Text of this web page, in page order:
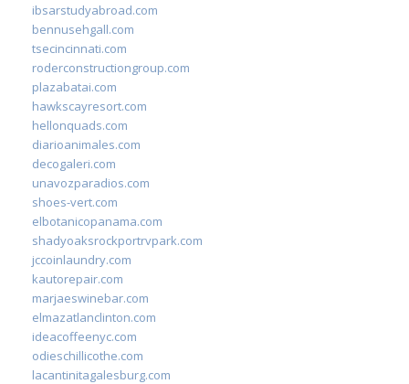
ibsarstudyabroad.com
bennusehgall.com
tsecincinnati.com
roderconstructiongroup.com
plazabatai.com
hawkscayresort.com
hellonquads.com
diarioanimales.com
decogaleri.com
unavozparadios.com
shoes-vert.com
elbotanicopanama.com
shadyoaksrockportrvpark.com
jccoinlaundry.com
kautorepair.com
marjaeswinebar.com
elmazatlanclinton.com
ideacoffeenyc.com
odieschillicothe.com
lacantinitagalesburg.com